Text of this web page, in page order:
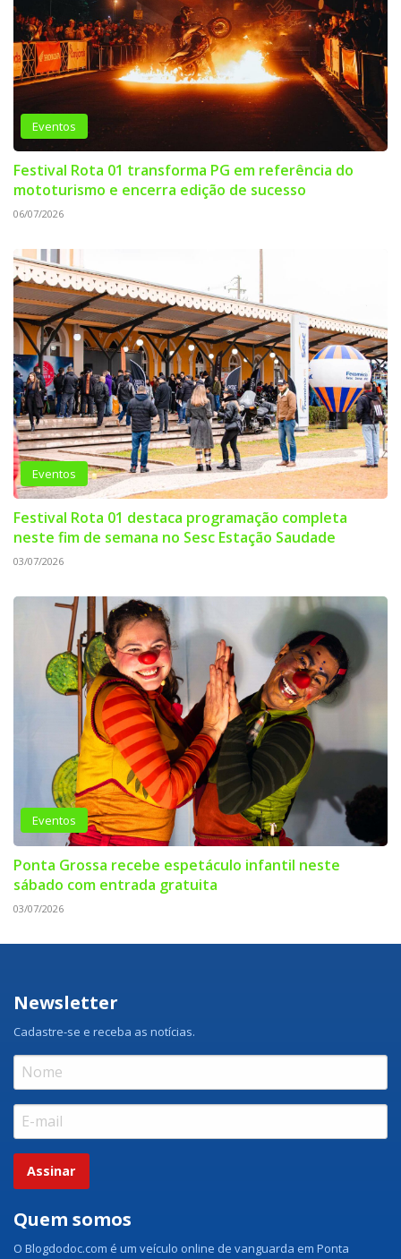
Eventos
Festival Rota 01 transforma PG em referência do
mototurismo e encerra edição de sucesso
06/07/2026
Eventos
Festival Rota 01 destaca programação completa
neste fim de semana no Sesc Estação Saudade
03/07/2026
Eventos
Ponta Grossa recebe espetáculo infantil neste
sábado com entrada gratuita
03/07/2026
Newsletter
Cadastre-se e receba as notícias.
Assinar
Quem somos
O Blogdodoc.com é um veículo online de vanguarda em Ponta